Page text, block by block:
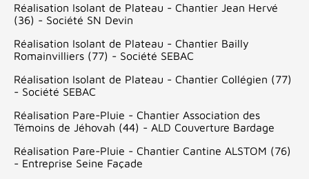
Réalisation Isolant de Plateau - Chantier Jean Hervé
(36) - Société SN Devin
Réalisation Isolant de Plateau - Chantier Bailly
Romainvilliers (77) - Société SEBAC
Réalisation Isolant de Plateau - Chantier Collégien (77)
- Société SEBAC
Réalisation Pare-Pluie - Chantier Association des
Témoins de Jéhovah (44) - ALD Couverture Bardage
Réalisation Pare-Pluie - Chantier Cantine ALSTOM (76)
- Entreprise Seine Façade